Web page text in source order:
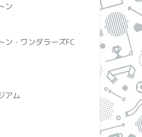
ン
ン・ワンダラーズFC
アム